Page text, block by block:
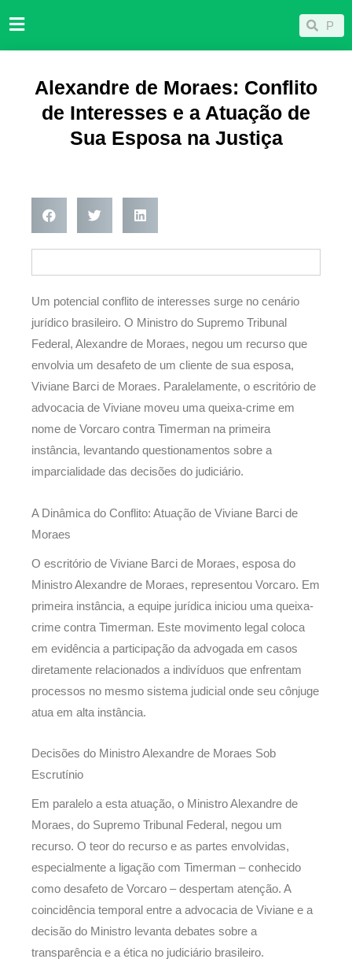
para
Pesquisar
Alexandre de Moraes: Conflito
de Interesses e a Atuação de
Sua Esposa na Justiça
Um potencial conflito de interesses surge no cenário
jurídico brasileiro. O Ministro do Supremo Tribunal
Federal, Alexandre de Moraes, negou um recurso que
envolvia um desafeto de um cliente de sua esposa,
Viviane Barci de Moraes. Paralelamente, o escritório de
advocacia de Viviane moveu uma queixa-crime em
nome de Vorcaro contra Timerman na primeira
instância, levantando questionamentos sobre a
imparcialidade das decisões do judiciário.
A Dinâmica do Conflito: Atuação de Viviane Barci de
Moraes
O escritório de Viviane Barci de Moraes, esposa do
Ministro Alexandre de Moraes, representou Vorcaro. Em
primeira instância, a equipe jurídica iniciou uma queixa-
crime contra Timerman. Este movimento legal coloca
em evidência a participação da advogada em casos
diretamente relacionados a indivíduos que enfrentam
processos no mesmo sistema judicial onde seu cônjuge
atua em alta instância.
Decisões do Ministro Alexandre de Moraes Sob
Escrutínio
Em paralelo a esta atuação, o Ministro Alexandre de
Moraes, do Supremo Tribunal Federal, negou um
recurso. O teor do recurso e as partes envolvidas,
especialmente a ligação com Timerman – conhecido
como desafeto de Vorcaro – despertam atenção. A
coincidência temporal entre a advocacia de Viviane e a
decisão do Ministro levanta debates sobre a
transparência e a ética no judiciário brasileiro.